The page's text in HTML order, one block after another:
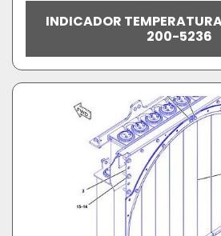
INDICADOR
200-5236